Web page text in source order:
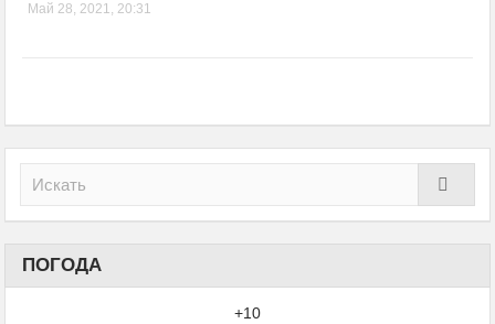
Май 28, 2021, 20:31
ПОГОДА
+10